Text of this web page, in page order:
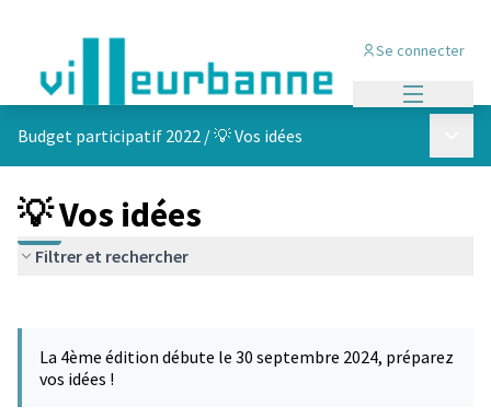
Se connecter
Budget participatif 2022 /💡 Vos idées
💡 Vos idées
Filtrer et rechercher
−
La 4ème édition débute le 30 septembre 2024, préparez
vos idées !